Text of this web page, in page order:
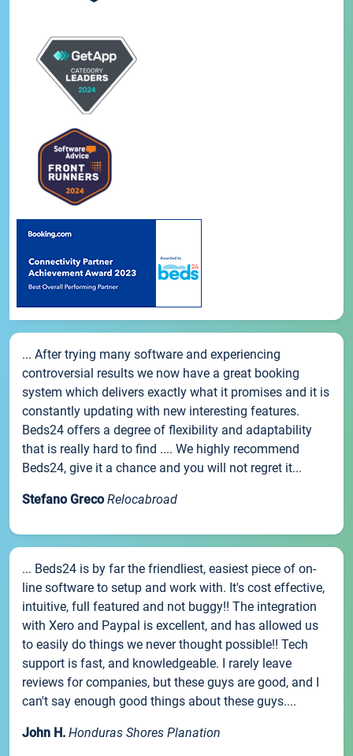
... After trying many software and experiencing
controversial results we now have a great booking
system which delivers exactly what it promises and it is
constantly updating with new interesting features.
Beds24 offers a degree of flexibility and adaptability
that is really hard to find .... We highly recommend
Beds24, give it a chance and you will not regret it...
Stefano Greco Relocabroad
... Beds24 is by far the friendliest, easiest piece of on-
line software to setup and work with. It's cost effective,
intuitive, full featured and not buggy!! The integration
with Xero and Paypal is excellent, and has allowed us
to easily do things we never thought possible!! Tech
support is fast, and knowledgeable. I rarely leave
reviews for companies, but these guys are good, and I
can't say enough good things about these guys....
John H. Honduras Shores Planation